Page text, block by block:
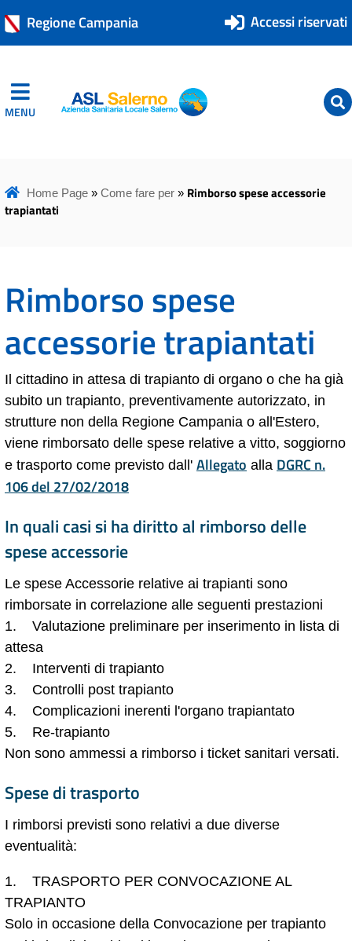
Regione Campania Accessi riservati
MENU ASL Salerno
ASL Salerno
Home Page» Come fare per» Rimborso spese accessorie
trapiantati
Rimborso spese
accessorie trapiantati
Il cittadino in attesa di trapianto di organo o che ha già
subito un trapianto, preventivamente autorizzato, in
strutture non della Regione Campania o all'Estero,
viene rimborsato delle spese relative a vitto, soggiorno
e trasporto come previsto dall' Allegato alla DGRC n.
106 del 27/02/2018
In quali casi si ha diritto al rimborso delle
spese accessorie
Le spese Accessorie relative ai trapianti sono
rimborsate in correlazione alle seguenti prestazioni
1. Valutazione preliminare per inserimento in lista di
attesa
2. Interventi di trapianto
3. Controlli post trapianto
4. Complicazioni inerenti l'organo trapiantato
5. Re-trapianto
Non sono ammessi a rimborso i ticket sanitari versati.
Spese di trasporto
I rimborsi previsti sono relativi a due diverse
eventualità:
1. TRASPORTO PER CONVOCAZIONE AL
TRAPIANTO
Solo in occasione della Convocazione per trapianto